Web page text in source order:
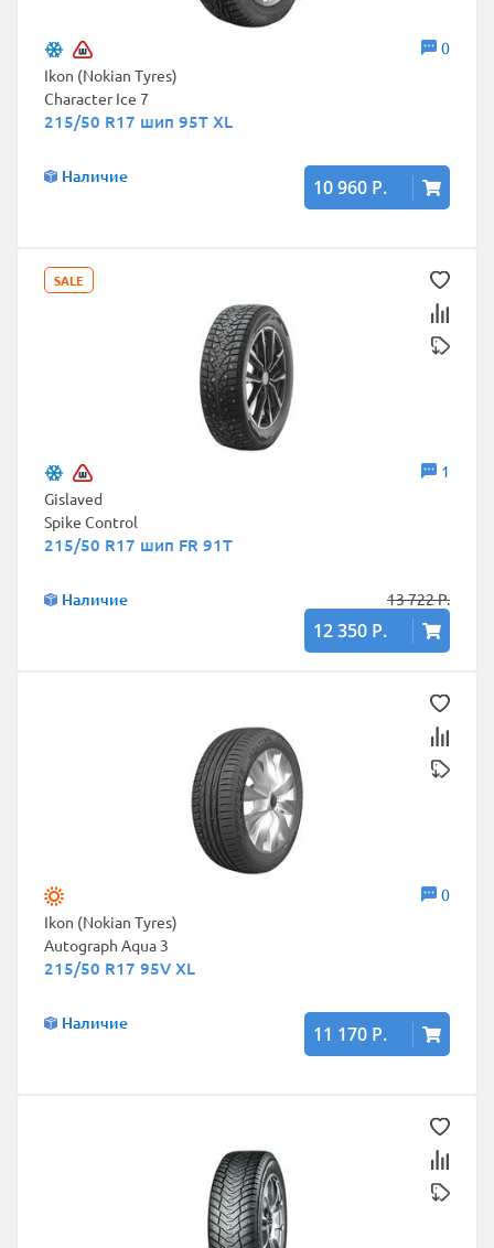
0
Ikon (Nokian Tyres)
Character Ice 7
215/50 R17 шип 95T XL
Наличие 10 960 Р.
SALE
1
Gislaved
Spike Control
215/50 R17 шип FR 91T
Наличие 13 722 Р.
12 350 Р.
0
Ikon (Nokian Tyres)
Autograph Aqua 3
215/50 R17 95V XL
Наличие 11 170 Р.